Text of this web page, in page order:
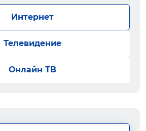
Интернет
Телевидение
Онлайн ТВ